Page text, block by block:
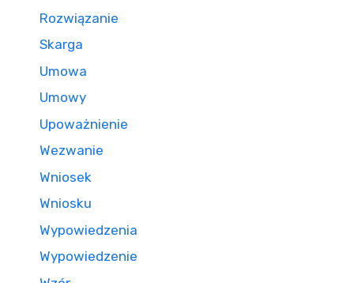
Rozwiązanie
Skarga
Umowa
Umowy
Upoważnienie
Wezwanie
Wniosek
Wniosku
Wypowiedzenia
Wypowiedzenie